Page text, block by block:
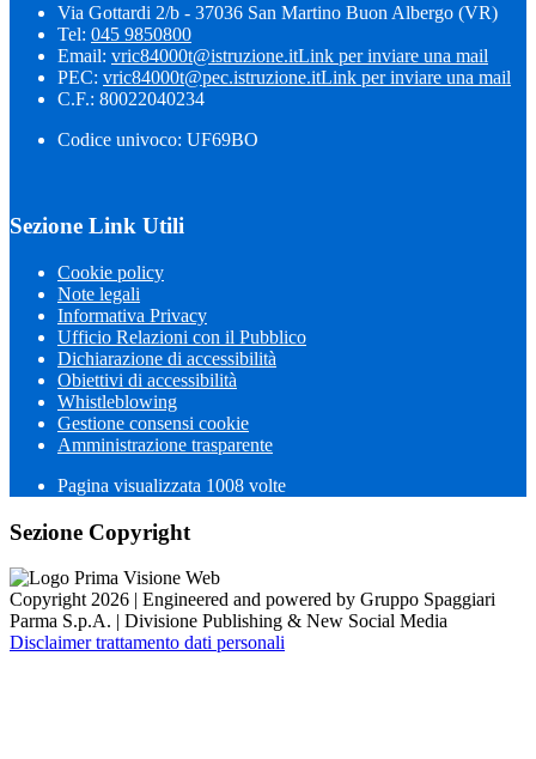
Via Gottardi 2/b - 37036 San Martino Buon Albergo (VR)
Tel: 045 9850800
Email: vric84000t@istruzione.itLink per inviare una mail
PEC: vric84000t@pec.istruzione.itLink per inviare una mail
C.F.: 80022040234
Codice univoco: UF69BO
Sezione Link Utili
Cookie policy
Note legali
Informativa Privacy
Ufficio Relazioni con il Pubblico
Dichiarazione di accessibilità
Obiettivi di accessibilità
Whistleblowing
Gestione consensi cookie
Amministrazione trasparente
Pagina visualizzata 1008 volte
Sezione Copyright
Copyright 2026 | Engineered and powered by Gruppo Spaggiari
Parma S.p.A. | Divisione Publishing & New Social Media
Disclaimer trattamento dati personali